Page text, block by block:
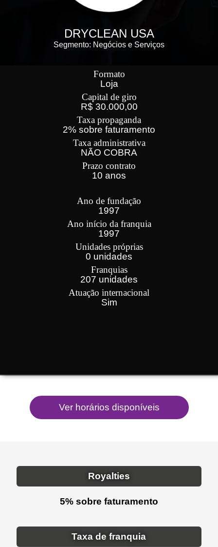
DRYCLEAN USA
Segmento: Negócios e Serviços
Formato
Loja
Capital de giro
R$ 30.000,00
Taxa propaganda
2% sobre faturamento
Taxa administrativa
NÃO COBRA
Prazo contrato
10 anos
Ano de fundação
1997
Ano início da franquia
1997
Unidades próprias
0 unidades
Franquias
207 unidades
Atuação internacional
Sim
Royalties
5% sobre faturamento
Taxa de franquia